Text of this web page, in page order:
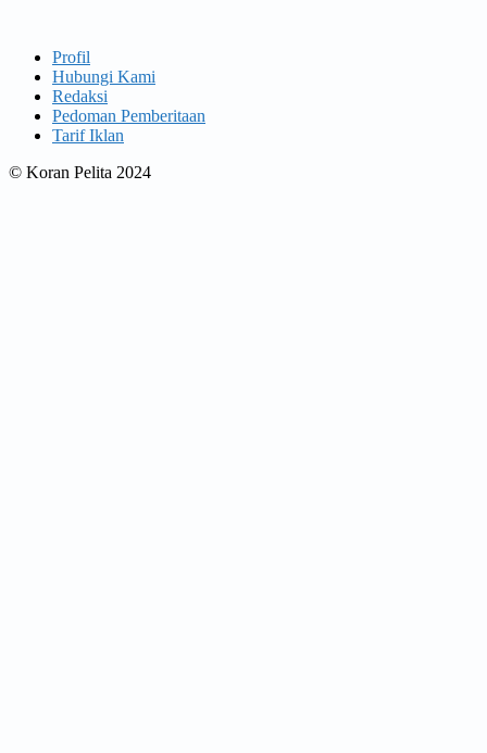
Profil
Hubungi Kami
Redaksi
Pedoman Pemberitaan
Tarif Iklan
© Koran Pelita 2024